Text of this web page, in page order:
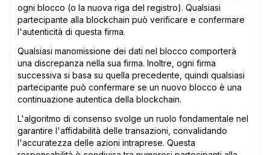
ogni blocco (o la nuova riga del registro). Qualsiasi
partecipante alla blockchain può verificare e confermare
l'autenticità di questa firma.
Qualsiasi manomissione dei dati nel blocco comporterà
una discrepanza nella sua firma. Inoltre, ogni firma
successiva si basa su quella precedente, quindi qualsiasi
partecipante può confermare se un nuovo blocco è una
continuazione autentica della blockchain.
L'algoritmo di consenso svolge un ruolo fondamentale nel
garantire l'affidabilità delle transazioni, convalidando
l'accuratezza delle azioni intraprese. Questa